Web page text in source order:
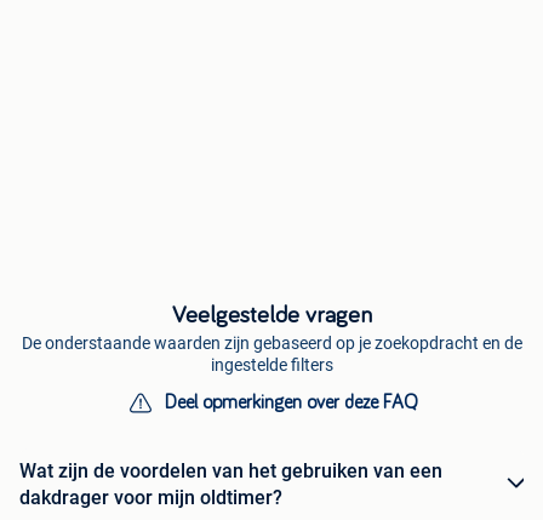
Veelgestelde vragen
De onderstaande waarden zijn gebaseerd op je zoekopdracht en de
ingestelde filters
Deel opmerkingen over deze FAQ
Wat zijn de voordelen van het gebruiken van een
dakdrager voor mijn oldtimer?